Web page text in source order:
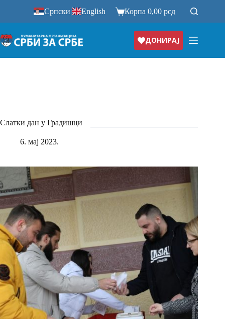
Српски| English Корпа0,00рсд
ДОНИРАЈ
Слатки дан у Градишци
6. мај 2023.